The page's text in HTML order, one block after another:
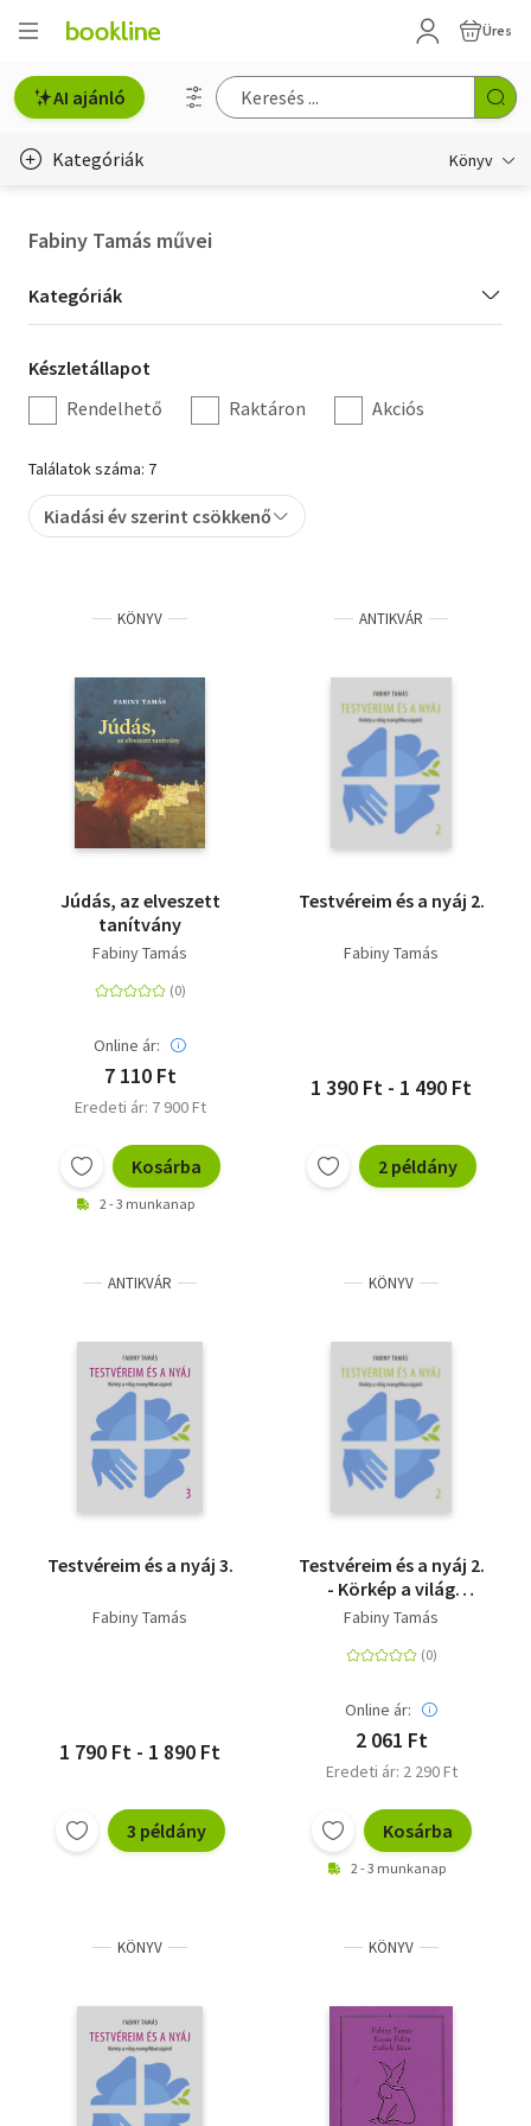
Üres
AI ajánló
Kategóriák Könyv
Hobbi, szabadidő
Irodalom
Művészet
Szakkönyv
Tankönyv, segédkönyv
Társadalomtudomány
Természettudomány
Történelem
Fabiny Tamás művei
Kategória
szűrés
Kategóriák
Készletállapot
szűrés
Készletállapot
Rendelhető
Raktáron Akciós
Találatok száma: 7
Kiadási év szerint csökkenő
KÖNYV
Júdás, az elveszett
tanítvány
Fabiny Tamás
Online ár:
7 110 Ft
Eredeti ár: 7 900 Ft
Kosárba
2 - 3 munkanap
ANTIKVÁR
Testvéreim és a nyáj 2.
Fabiny Tamás
1 390 Ft - 1 490 Ft
2 példány
ANTIKVÁR
Testvéreim és a nyáj 3.
Fabiny Tamás
1 790 Ft - 1 890 Ft
3 példány
KÖNYV
Testvéreim és a nyáj 2.
- Körkép a világ
evangélikusságáról
Fabiny Tamás
Online ár:
2 061 Ft
Eredeti ár: 2 290 Ft
Kosárba
2 - 3 munkanap
KÖNYV KÖNYV